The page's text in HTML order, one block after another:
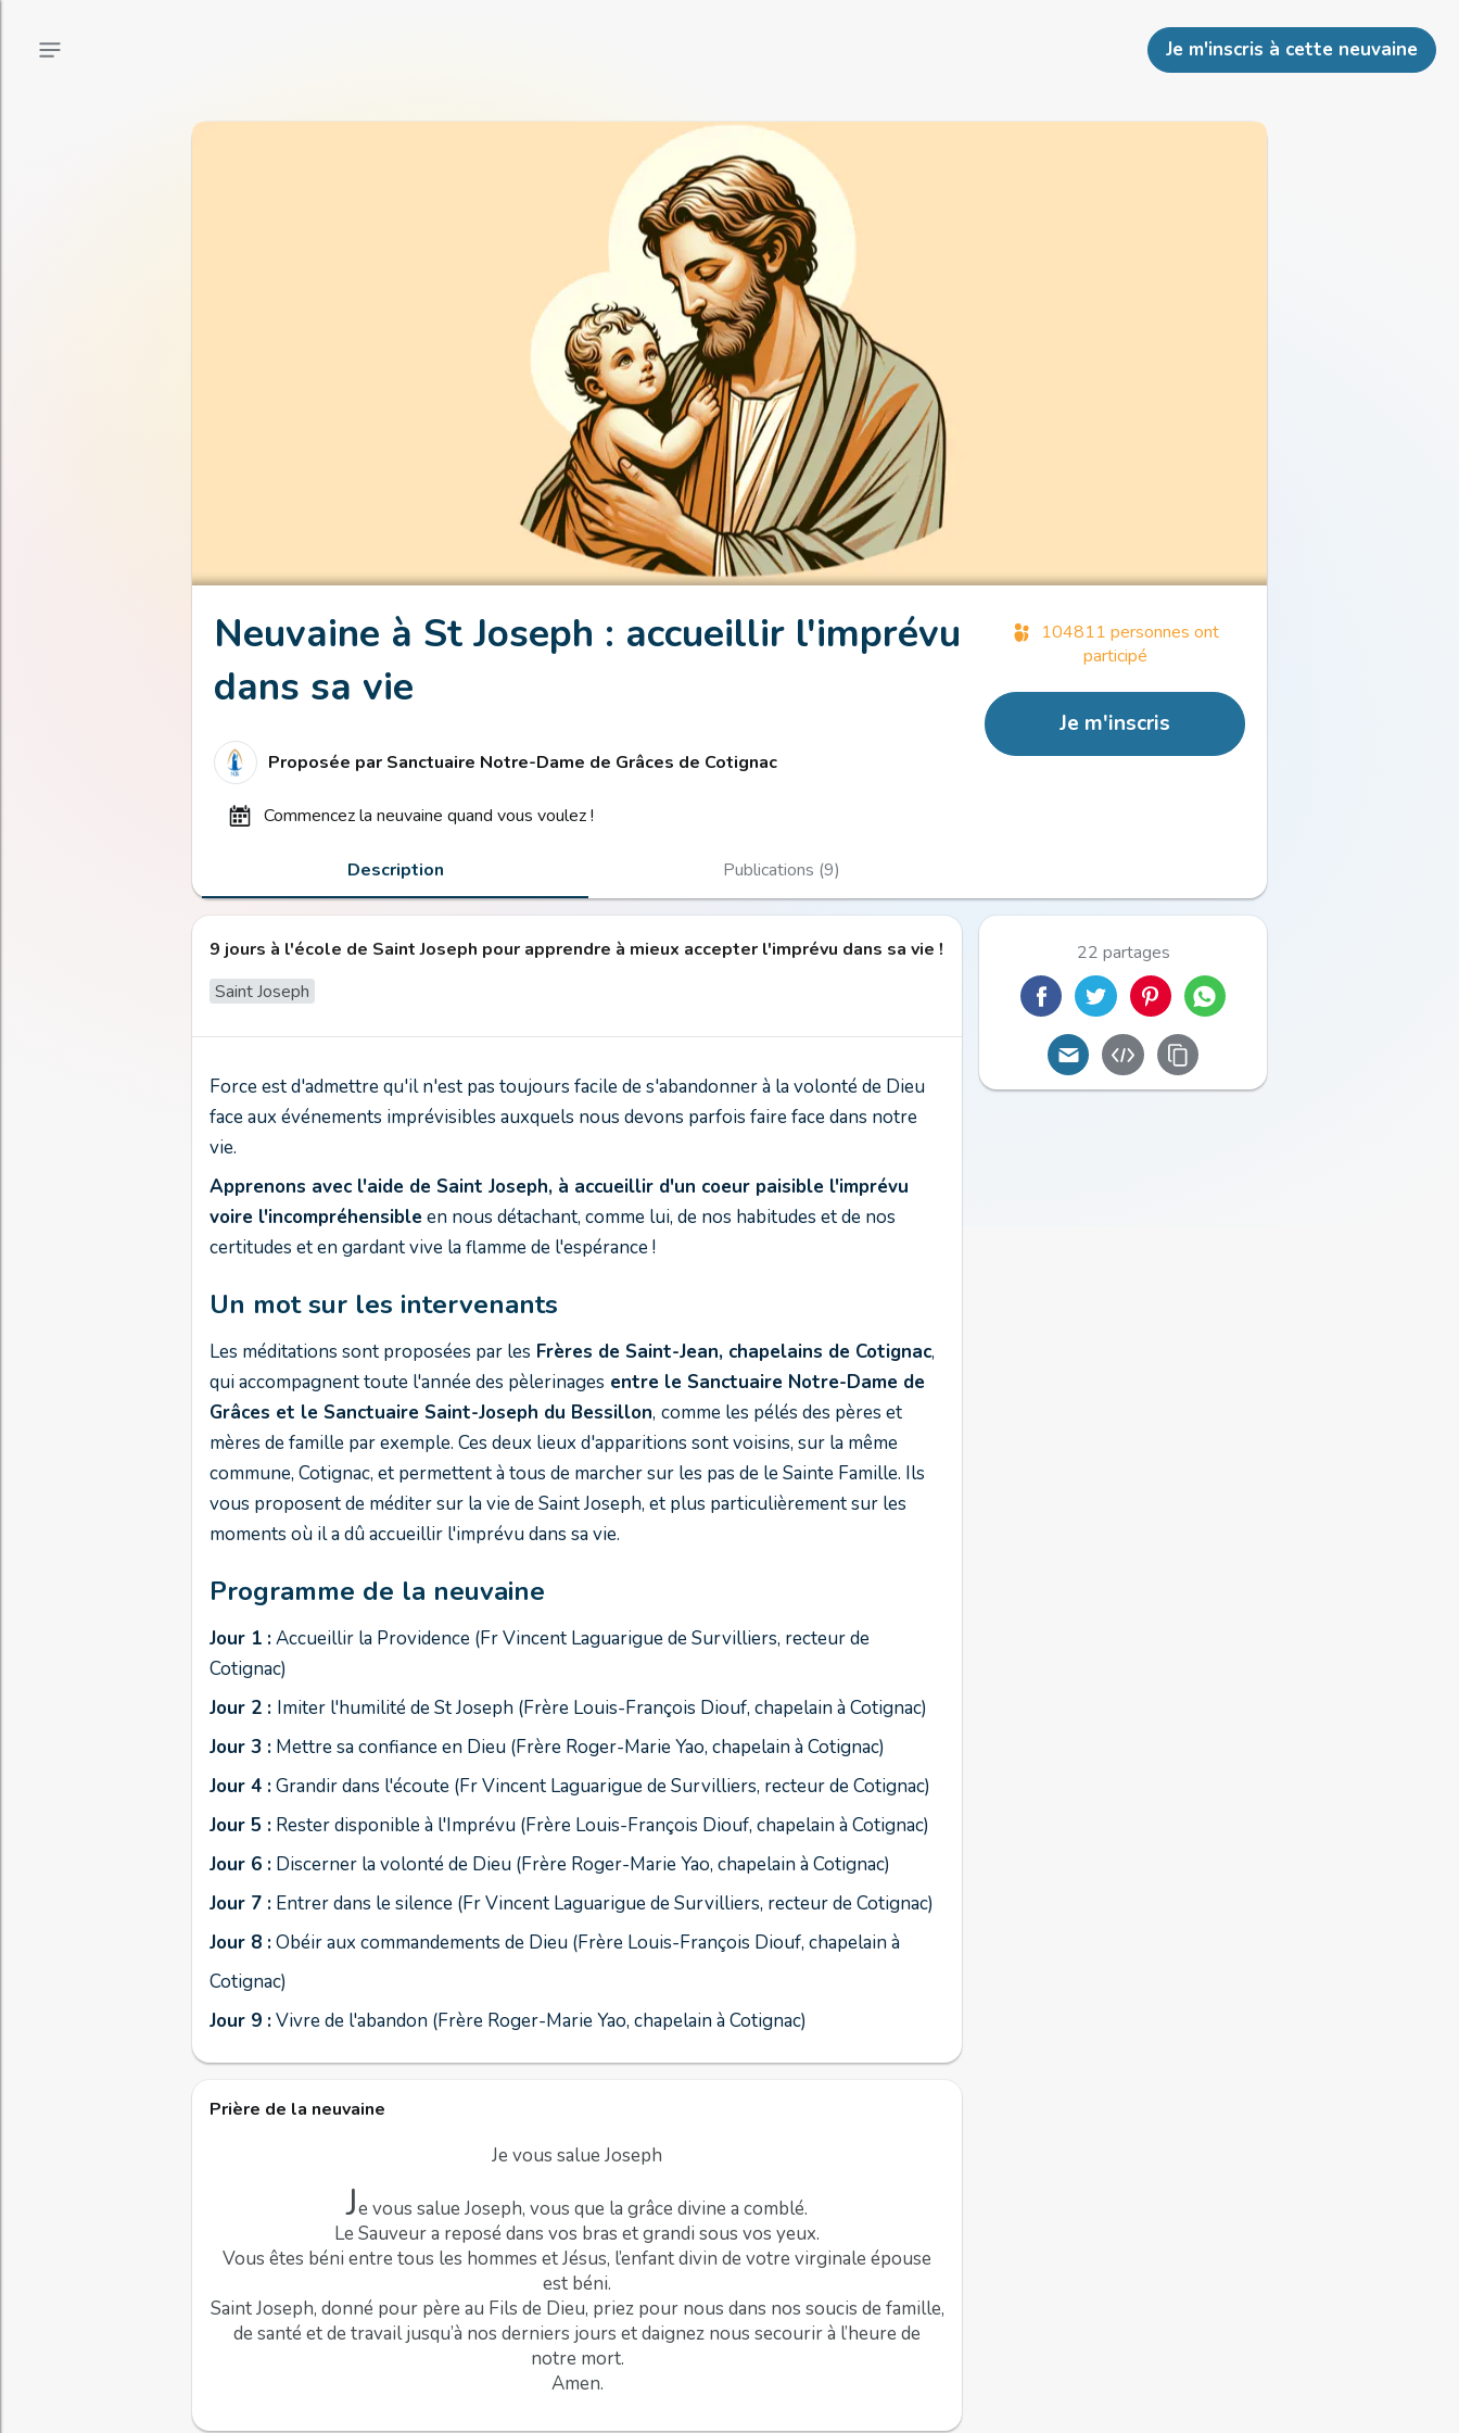
Je m'inscris à cette neuvaine
Neuvaine à St Joseph : accueillir l'imprévu
dans sa vie
Proposée par Sanctuaire Notre-Dame de Grâces de Cotignac
commencez la neuvaine quand vous voulez !
Description Publications (9)
104811 personnes ont
participé
Je m'inscris
9 jours à l'école de Saint Joseph pour apprendre à mieux accepter l'imprévu dans sa vie !
Saint Joseph
Force est d'admettre qu'il n'est pas toujours facile de s'abandonner à la volonté de Dieu
face aux événements imprévisibles auxquels nous devons parfois faire face dans notre
vie.
Apprenons avec l'aide de Saint Joseph, à accueillir d'un coeur paisible l'imprévu
voire l'incompréhensible en nous détachant, comme lui, de nos habitudes et de nos
certitudes et en gardant vive la flamme de l'espérance !
Un mot sur les intervenants
Les méditations sont proposées par les Frères de Saint-Jean, chapelains de Cotignac,
qui accompagnent toute l'année des pèlerinages entre le Sanctuaire Notre-Dame de
Grâces et le Sanctuaire Saint-Joseph du Bessillon, comme les pélés des pères et
mères de famille par exemple. Ces deux lieux d'apparitions sont voisins, sur la même
commune, Cotignac, et permettent à tous de marcher sur les pas de le Sainte Famille. Ils
vous proposent de méditer sur la vie de Saint Joseph, et plus particulièrement sur les
moments où il a dû accueillir l'imprévu dans sa vie.
Programme de la neuvaine
Jour 1 :Accueillir la Providence (Fr Vincent Laguarigue de Survilliers, recteur de
Cotignac)
Jour 2 : Imiter l'humilité de St Joseph (Frère Louis-François Diouf, chapelain à Cotignac)
Jour 3 : Mettre sa confiance en Dieu (Frère Roger-Marie Yao, chapelain à Cotignac)
Jour 4 :Grandir dans l'écoute (Fr Vincent Laguarigue de Survilliers, recteur de Cotignac)
Jour 5 : Rester disponible à l'Imprévu (Frère Louis-François Diouf, chapelain à Cotignac)
Jour 6 : Discerner la volonté de Dieu (Frère Roger-Marie Yao, chapelain à Cotignac)
Jour 7 : Entrer dans le silence (Fr Vincent Laguarigue de Survilliers, recteur de Cotignac)
Jour 8 :Obéir aux commandements de Dieu (Frère Louis-François Diouf, chapelain à
Cotignac)
Jour 9 :Vivre de l'abandon (Frère Roger-Marie Yao, chapelain à Cotignac)
Prière de la neuvaine
Je vous salue Joseph
Je vous salue Joseph, vous que la grâce divine a comblé.
Le Sauveur a reposé dans vos bras et grandi sous vos yeux.
Vous êtes béni entre tous les hommes et Jésus, l’enfant divin de votre virginale épouse
est béni.
Saint Joseph, donné pour père au Fils de Dieu, priez pour nous dans nos soucis de famille,
de santé et de travail jusqu’à nos derniers jours et daignez nous secourir à l’heure de
notre mort.
Amen.
22 partages